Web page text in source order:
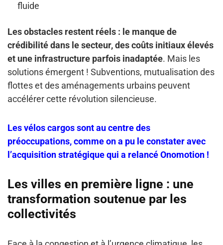
fluide
Les obstacles restent réels : le manque de
crédibilité dans le secteur, des coûts initiaux élevés
et une infrastructure parfois inadaptée. Mais les
solutions émergent ! Subventions, mutualisation des
flottes et des aménagements urbains peuvent
accélérer cette révolution silencieuse.
Les vélos cargos sont au centre des
préoccupations, comme on a pu le constater avec
l’acquisition stratégique qui a relancé Onomotion !
Les villes en première ligne : une
transformation soutenue par les
collectivités